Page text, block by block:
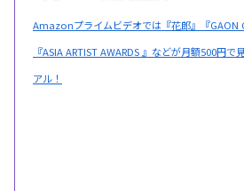
Amazonプライムビデオでは『花郎』『GAON
『ASIA ARTIST AWARDS 』などが月額500円
アル！